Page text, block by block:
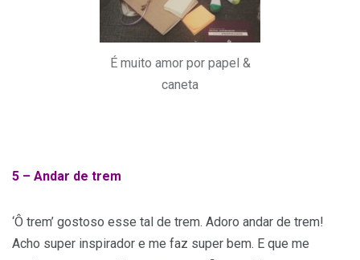
É muito amor por papel &
caneta
5 – Andar de trem
‘Ô trem’ gostoso esse tal de trem. Adoro andar de trem!
Acho super inspirador e me faz super bem. E que me